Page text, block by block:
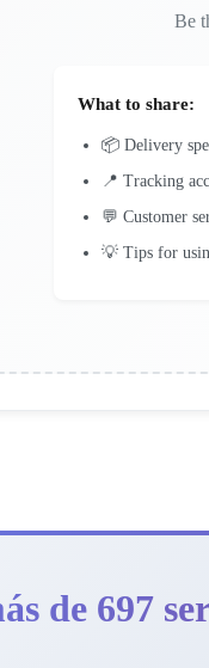
Be
What to share:
📦 Delivery
📍 Tracking
💬 Customer
💡 Tips for
de 697